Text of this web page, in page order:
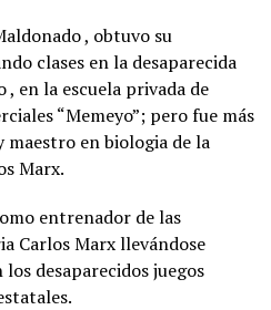
, obtuvo su
clases en la desaparecida
en la escuela privada de
“Memeyo”; pero fue más
en biologia de la
Marx.
entrenador de las
Carlos Marx llevándose
desaparecidos juegos